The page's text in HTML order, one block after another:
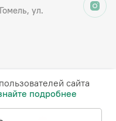
ул.
DE FRсайта
подробнее